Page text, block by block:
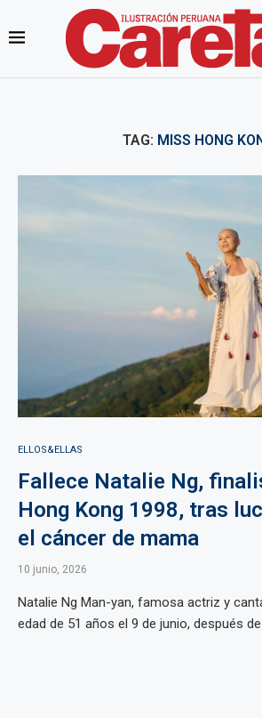
TAG: MISS HONG
ELLOS&ELLAS
Fallece Natalie Ng,
Hong Kong 1998, tras
el cáncer de mama
10 junio, 2026
Natalie Ng Man-yan, famosa actriz y
edad de 51 años el 9 de junio, después